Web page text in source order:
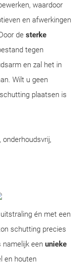
waardoor
en afwerkingen
de sterke
tegen
en zal het in
Wilt u geen
plaatsen is
én met een
schutting precies
namelijk een unieke
en houten